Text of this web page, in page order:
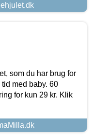
som du har brug for
med baby. 60
for kun 29 kr. Klik